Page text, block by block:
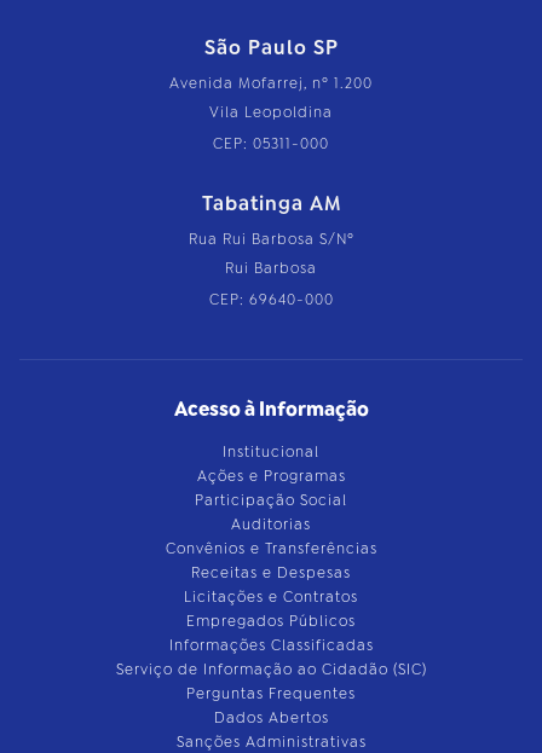
São Paulo SP
Avenida Mofarrej, nº 1.200
Vila Leopoldina
CEP: 05311-000
Tabatinga AM
Rua Rui Barbosa S/Nº
Rui Barbosa
CEP: 69640-000
Acesso à Informação
Institucional
Ações e Programas
Participação Social
Auditorias
Convênios e Transferências
Receitas e Despesas
Licitações e Contratos
Empregados Públicos
Informações Classificadas
Serviço de Informação ao Cidadão (SIC)
Perguntas Frequentes
Dados Abertos
Sanções Administrativas